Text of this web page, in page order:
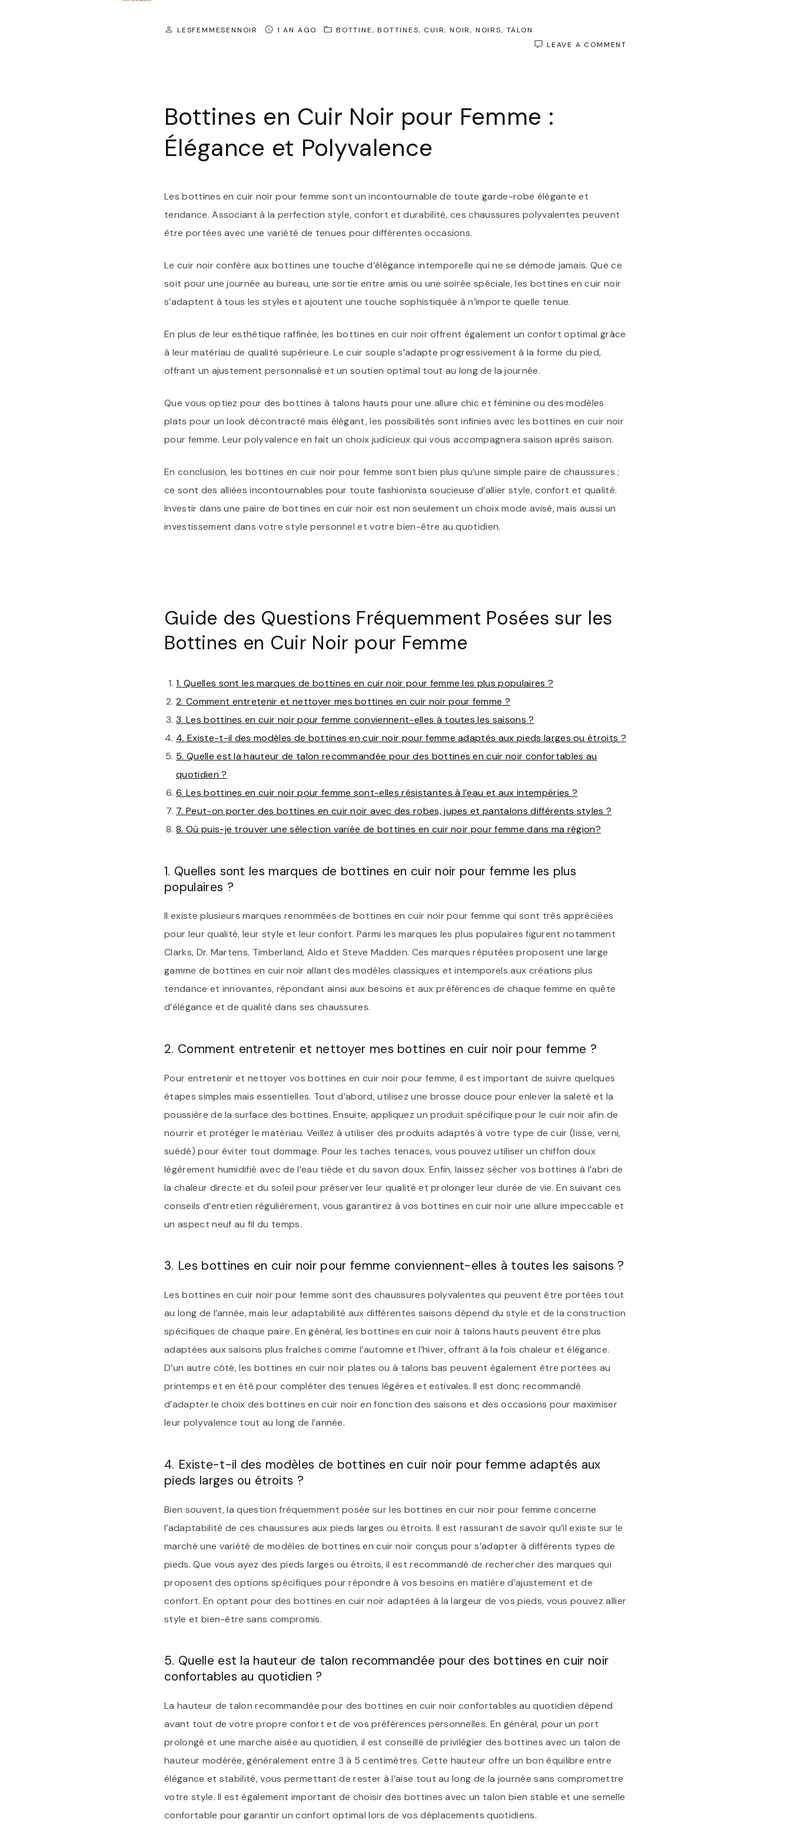
LESFEMMESENNOIR 1 AN AGO BOTTINE BOTTINES CUIR NOIR NOIRS
TALON
LEAVE A COMMENT
Bottines en Cuir Noir pour Femme :
Élégance et Polyvalence
Les bottines en cuir noir pour femme sont un incontournable de toute garde-robe élégante et
tendance. Associant à la perfection style, confort et durabilité, ces chaussures polyvalentes peuvent
être portées avec une variété de tenues pour différentes occasions.
Le cuir noir confère aux bottines une touche d’élégance intemporelle qui ne se démode jamais. Que ce
soit pour une journée au bureau, une sortie entre amis ou une soirée spéciale, les bottines en cuir noir
s’adaptent à tous les styles et ajoutent une touche sophistiquée à n’importe quelle tenue.
En plus de leur esthétique raffinée, les bottines en cuir noir offrent également un confort optimal grâce
à leur matériau de qualité supérieure. Le cuir souple s’adapte progressivement à la forme du pied,
offrant un ajustement personnalisé et un soutien optimal tout au long de la journée.
Que vous optiez pour des bottines à talons hauts pour une allure chic et féminine ou des modèles
plats pour un look décontracté mais élégant, les possibilités sont infinies avec les bottines en cuir noir
pour femme. Leur polyvalence en fait un choix judicieux qui vous accompagnera saison après saison.
En conclusion, les bottines en cuir noir pour femme sont bien plus qu’une simple paire de chaussures ;
ce sont des alliées incontournables pour toute fashionista soucieuse d’allier style, confort et qualité.
Investir dans une paire de bottines en cuir noir est non seulement un choix mode avisé, mais aussi un
investissement dans votre style personnel et votre bien-être au quotidien.
Guide des Questions Fréquemment Posées sur les
Bottines en Cuir Noir pour Femme
1. Quelles sont les marques de bottines en cuir noir pour femme les plus populaires ?
2. Comment entretenir et nettoyer mes bottines en cuir noir pour femme ?
3. Les bottines en cuir noir pour femme conviennent-elles à toutes les saisons ?
4. Existe-t-il des modèles de bottines en cuir noir pour femme adaptés aux pieds larges ou étroits ?
5. Quelle est la hauteur de talon recommandée pour des bottines en cuir noir confortables au
quotidien ?
6. Les bottines en cuir noir pour femme sont-elles résistantes à l’eau et aux intempéries ?
7. Peut-on porter des bottines en cuir noir avec des robes, jupes et pantalons différents styles ?
8. Où puis-je trouver une sélection variée de bottines en cuir noir pour femme dans ma région?
1. Quelles sont les marques de bottines en cuir noir pour femme les plus
populaires ?
Il existe plusieurs marques renommées de bottines en cuir noir pour femme qui sont très appréciées
pour leur qualité, leur style et leur confort. Parmi les marques les plus populaires figurent notamment
Clarks, Dr. Martens, Timberland, Aldo et Steve Madden. Ces marques réputées proposent une large
gamme de bottines en cuir noir allant des modèles classiques et intemporels aux créations plus
tendance et innovantes, répondant ainsi aux besoins et aux préférences de chaque femme en quête
d’élégance et de qualité dans ses chaussures.
2. Comment entretenir et nettoyer mes bottines en cuir noir pour femme ?
Pour entretenir et nettoyer vos bottines en cuir noir pour femme, il est important de suivre quelques
étapes simples mais essentielles. Tout d’abord, utilisez une brosse douce pour enlever la saleté et la
poussière de la surface des bottines. Ensuite, appliquez un produit spécifique pour le cuir noir afin de
nourrir et protéger le matériau. Veillez à utiliser des produits adaptés à votre type de cuir (lisse, verni,
suédé) pour éviter tout dommage. Pour les taches tenaces, vous pouvez utiliser un chiffon doux
légèrement humidifié avec de l’eau tiède et du savon doux. Enfin, laissez sécher vos bottines à l’abri de
la chaleur directe et du soleil pour préserver leur qualité et prolonger leur durée de vie. En suivant ces
conseils d’entretien régulièrement, vous garantirez à vos bottines en cuir noir une allure impeccable et
un aspect neuf au fil du temps.
3. Les bottines en cuir noir pour femme conviennent-elles à toutes les saisons ?
Les bottines en cuir noir pour femme sont des chaussures polyvalentes qui peuvent être portées tout
au long de l’année, mais leur adaptabilité aux différentes saisons dépend du style et de la construction
spécifiques de chaque paire. En général, les bottines en cuir noir à talons hauts peuvent être plus
adaptées aux saisons plus fraîches comme l’automne et l’hiver, offrant à la fois chaleur et élégance.
D’un autre côté, les bottines en cuir noir plates ou à talons bas peuvent également être portées au
printemps et en été pour compléter des tenues légères et estivales. Il est donc recommandé
d’adapter le choix des bottines en cuir noir en fonction des saisons et des occasions pour maximiser
leur polyvalence tout au long de l’année.
4. Existe-t-il des modèles de bottines en cuir noir pour femme adaptés aux
pieds larges ou étroits ?
Bien souvent, la question fréquemment posée sur les bottines en cuir noir pour femme concerne
l’adaptabilité de ces chaussures aux pieds larges ou étroits. Il est rassurant de savoir qu’il existe sur le
marché une variété de modèles de bottines en cuir noir conçus pour s’adapter à différents types de
pieds. Que vous ayez des pieds larges ou étroits, il est recommandé de rechercher des marques qui
proposent des options spécifiques pour répondre à vos besoins en matière d’ajustement et de
confort. En optant pour des bottines en cuir noir adaptées à la largeur de vos pieds, vous pouvez allier
style et bien-être sans compromis.
5. Quelle est la hauteur de talon recommandée pour des bottines en cuir noir
confortables au quotidien ?
La hauteur de talon recommandée pour des bottines en cuir noir confortables au quotidien dépend
avant tout de votre propre confort et de vos préférences personnelles. En général, pour un port
prolongé et une marche aisée au quotidien, il est conseillé de privilégier des bottines avec un talon de
hauteur modérée, généralement entre 3 à 5 centimètres. Cette hauteur offre un bon équilibre entre
élégance et stabilité, vous permettant de rester à l’aise tout au long de la journée sans compromettre
votre style. Il est également important de choisir des bottines avec un talon bien stable et une semelle
confortable pour garantir un confort optimal lors de vos déplacements quotidiens.